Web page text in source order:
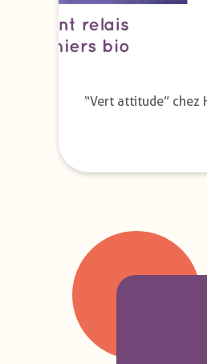
“Vert attitude” chez